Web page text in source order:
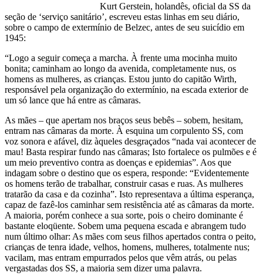
Kurt Gerstein, holandês, oficial da SS da
seção de ‘serviço sanitário’, escreveu estas linhas em seu diário,
sobre o campo de extermínio de Belzec, antes de seu suicídio em
1945:
“Logo a seguir começa a marcha. À frente uma mocinha muito
bonita; caminham ao longo da avenida, completamente nus, os
homens as mulheres, as crianças. Estou junto do capitão Wirth,
responsável pela organização do extermínio, na escada exterior de
um só lance que há entre as câmaras.
As mães – que apertam nos braços seus bebês – sobem, hesitam,
entram nas câmaras da morte. À esquina um corpulento SS, com
voz sonora e afável, diz àqueles desgraçados “nada vai acontecer de
mau! Basta respirar fundo nas câmaras; Isto fortalece os pulmões e é
um meio preventivo contra as doenças e epidemias”. Aos que
indagam sobre o destino que os espera, responde: “Evidentemente
os homens terão de trabalhar, construir casas e ruas. As mulheres
tratarão da casa e da cozinha”. Isto representava a última esperança,
capaz de fazê-los caminhar sem resistência até as câmaras da morte.
A maioria, porém conhece a sua sorte, pois o cheiro dominante é
bastante eloqüente. Sobem uma pequena escada e abrangem tudo
num último olhar: As mães com seus filhos apertados contra o peito,
crianças de tenra idade, velhos, homens, mulheres, totalmente nus;
vacilam, mas entram empurrados pelos que vêm atrás, ou pelas
vergastadas dos SS, a maioria sem dizer uma palavra.